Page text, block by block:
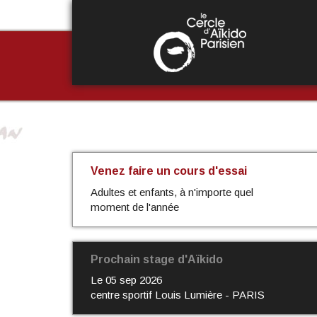
Venez faire un cours d'essai
Adultes et enfants, à n'importe quel
moment de l'année
Prochain stage d'Aïkido
Le05 sep 2026
centre sportif Louis Lumière - PARIS